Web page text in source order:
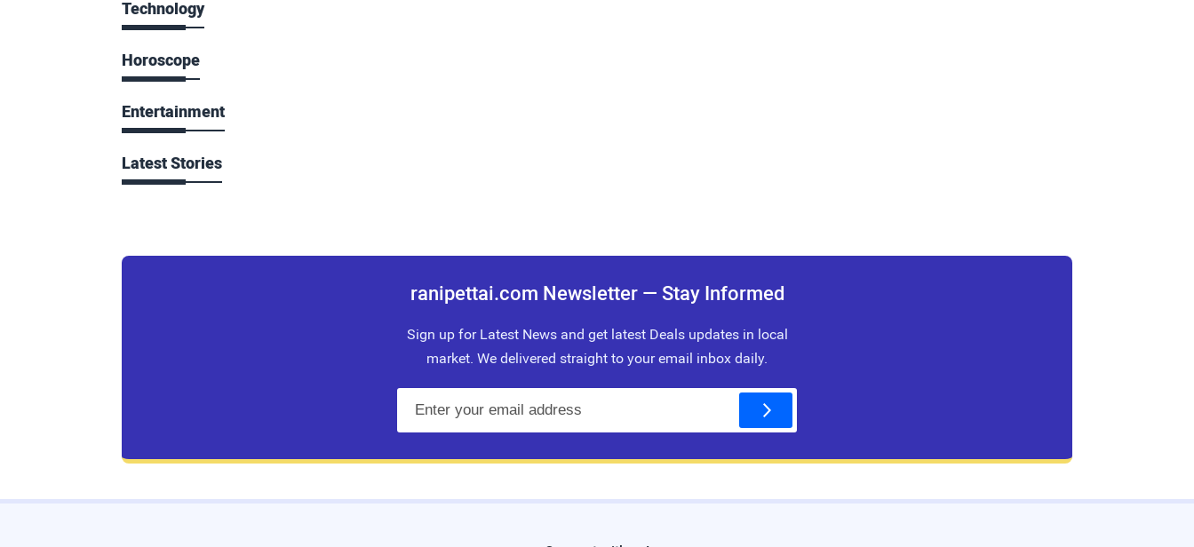
Technology
Horoscope
Entertainment
Latest Stories
ranipettai.com Newsletter — Stay Informed
Sign up for Latest News and get latest Deals updates in local
market. We delivered straight to your email inbox daily.
l